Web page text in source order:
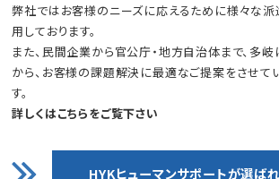
弊社ではお客様のニーズに応えるために様々な派
用しております。
また、⺠間企業から官公庁・地方自治体まで、多
から、お客様の課題解決に最適なご提案をさせて
す。
詳しくはこちらをご覧下さい
HYKヒューマンサポートが選ば